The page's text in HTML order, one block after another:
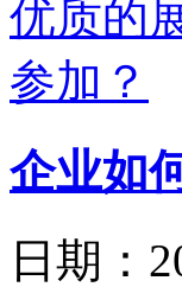
企业如
日期：